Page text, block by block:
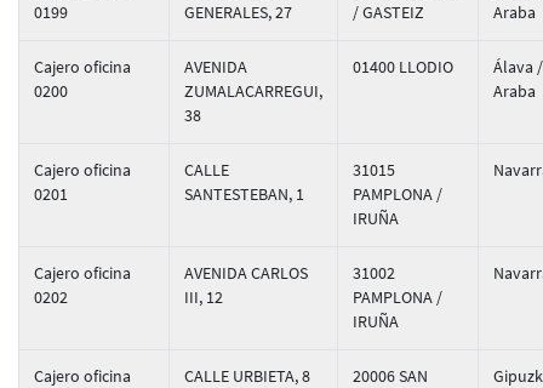
0199
GENERALES, 27
/ GASTEIZ
Araba
Cajero oficina
0200
AVENIDA
ZUMALACARREGUI,
38
01400 LLODIO
Álava /
Araba
Cajero oficina
0201
CALLE
SANTESTEBAN, 1
31015
PAMPLONA /
IRUÑA
Cajero oficina
0202
AVENIDA CARLOS
III, 12
31002
PAMPLONA /
IRUÑA
Cajero oficina
CALLE URBIETA, 8
20006 SAN